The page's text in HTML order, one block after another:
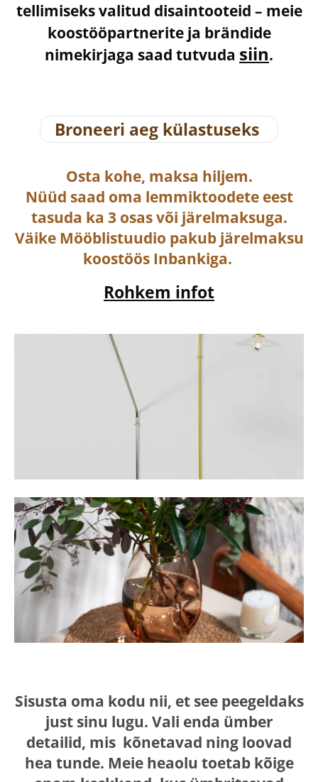
tellimiseks valitud disaintooteid – meie
koostööpartnerite ja brändide
nimekirjaga saad tutvuda siin.
Broneeri aeg külastuseks
Osta kohe, maksa hiljem.
Nüüd saad oma lemmiktoodete eest
tasuda ka 3 osas või järelmaksuga.
Väike Mööblistuudio pakub järelmaksu
koostöös Inbankiga.
Rohkem infot
Sisusta oma kodu nii, et see peegeldaks
just sinu lugu. Vali enda ümber
detailid, mis kõnetavad ning loovad
hea tunde. Meie heaolu toetab kõige